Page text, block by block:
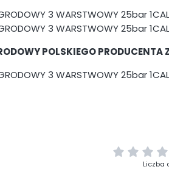
POLSKIEGO
Liczba